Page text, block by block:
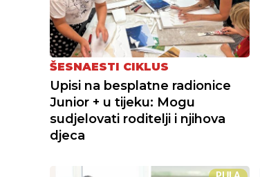
ŠESNAESTI CIKLUS
Upisi na besplatne radionice
Junior + u tijeku: Mogu
sudjelovati roditelji i njihova
djeca